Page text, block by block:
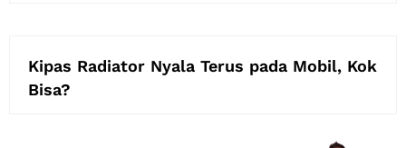
Kipas Radiator Nyala Terus pada Mobil, Kok
Bisa?